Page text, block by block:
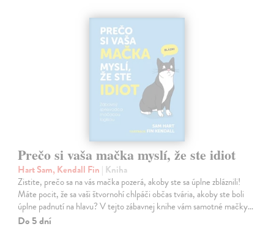
Prečo si vaša mačka myslí, že ste idiot
Hart Sam, Kendall Fin | Kniha
Zistite, prečo sa na vás mačka pozerá, akoby ste sa úplne zbláznili!
Máte pocit, že sa vaši štvornohí chlpáči občas tvária, akoby ste boli
úplne padnutí na hlavu? V tejto zábavnej knihe vám samotné mačky…
Do 5 dní